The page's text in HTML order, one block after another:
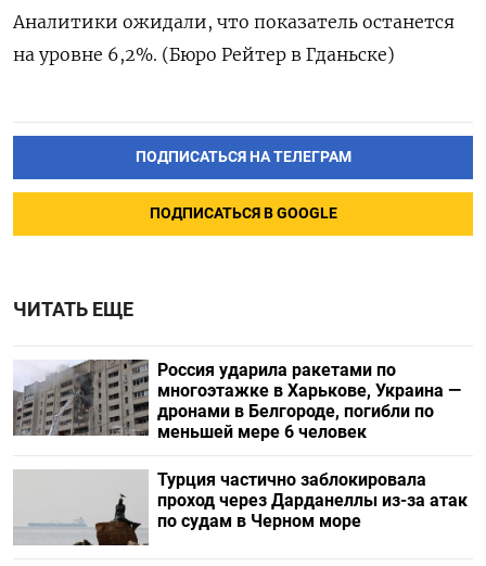
Аналитики ожидали, что показатель останется
на уровне 6,2%. (Бюро Рейтер в Гданьске)
ПОДПИСАТЬСЯ НА ТЕЛЕГРАМ
ПОДПИСАТЬСЯ В GOOGLE
ЧИТАТЬ ЕЩЕ
Россия ударила ракетами по
многоэтажке в Харькове, Украина —
дронами в Белгороде, погибли по
меньшей мере 6 человек
Турция частично заблокировала
проход через Дарданеллы из-за атак
по судам в Черном море